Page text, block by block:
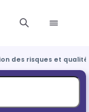
des risques et qualité